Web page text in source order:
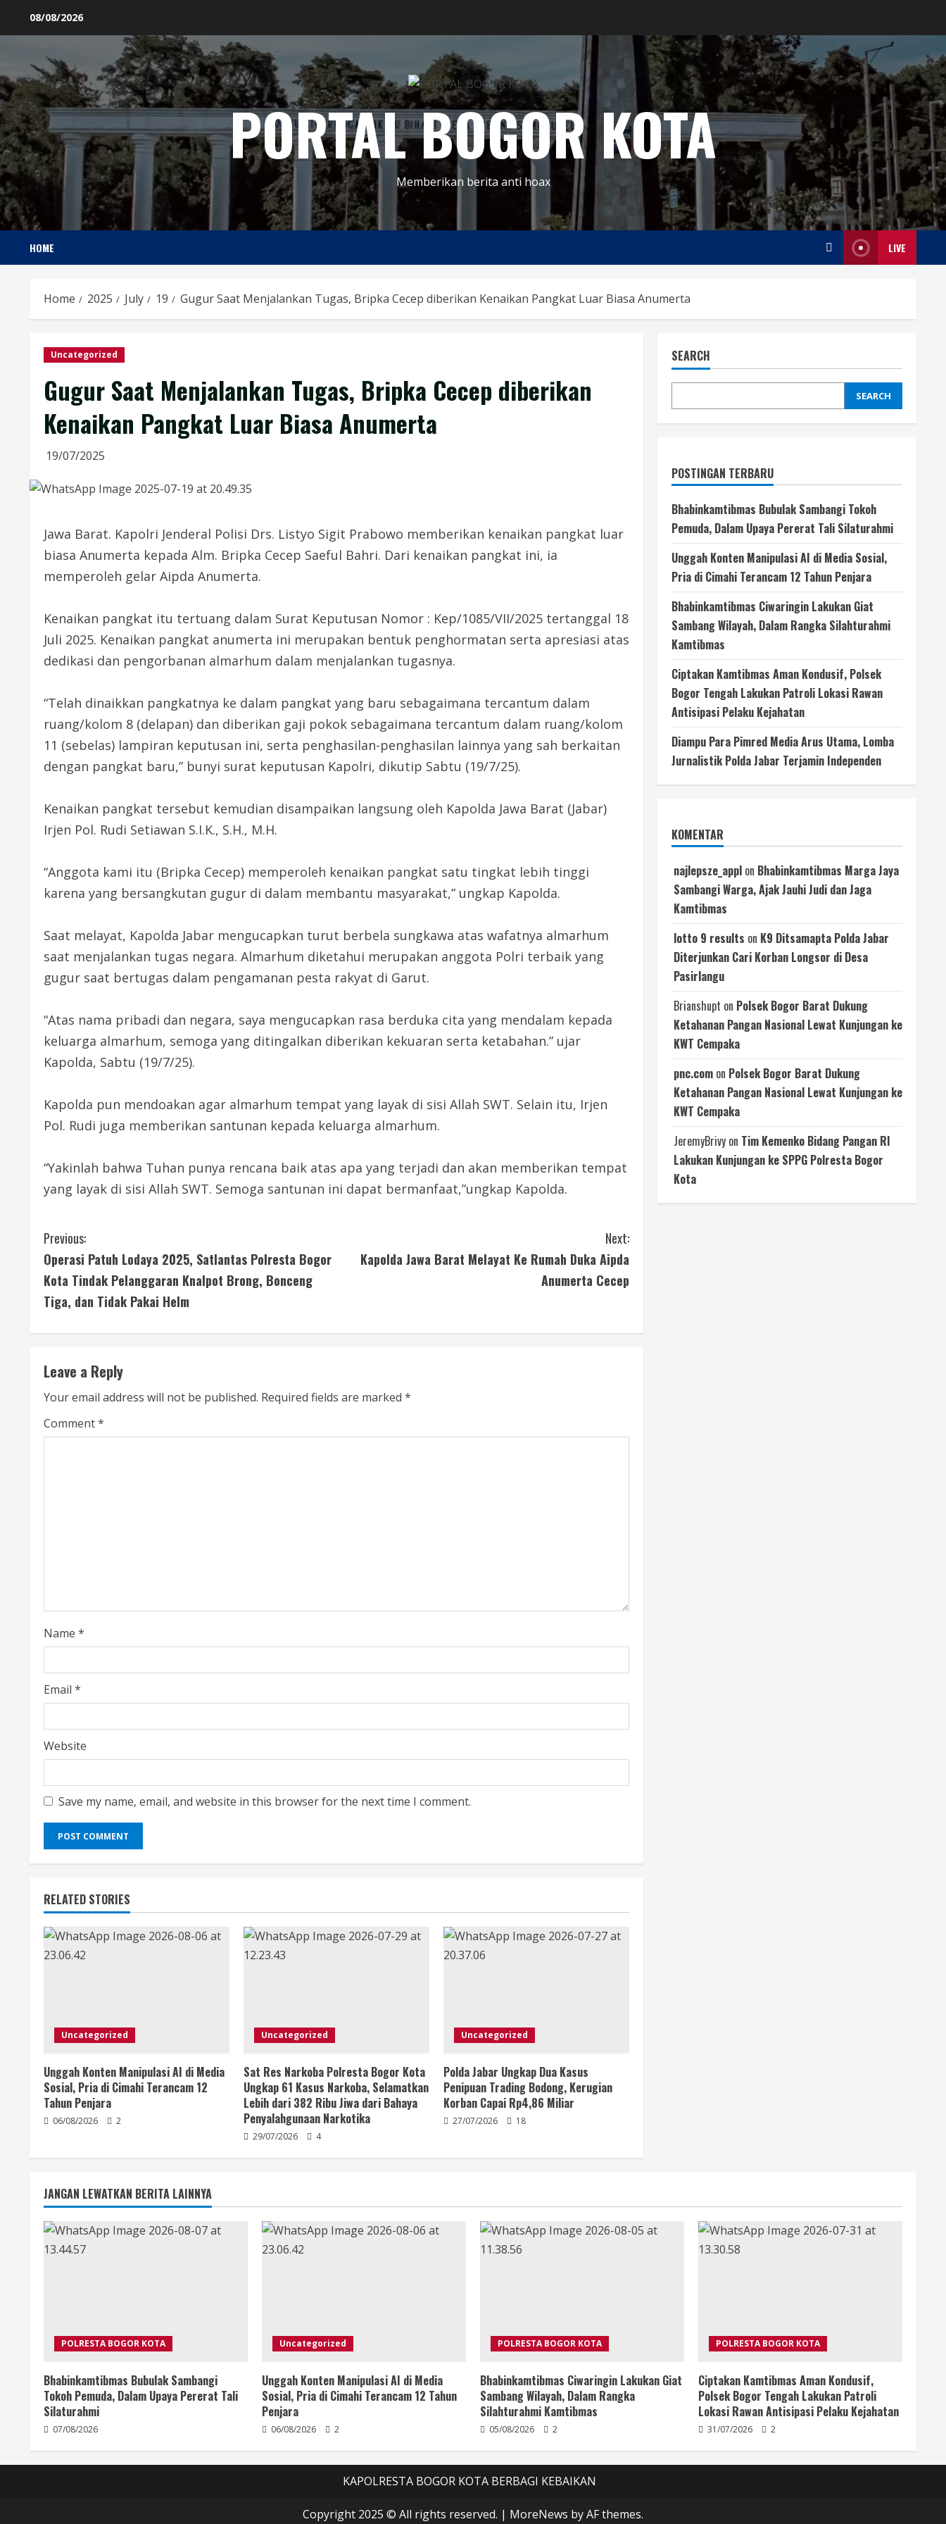
08/08/2026
PORTAL BOGOR KOTA
Memberikan berita anti hoax
HOME LIVE
Home 2025 July 19 Gugur Saat Menjalankan Tugas, Bripka Cecep diberikan Kenaikan Pangkat Luar Biasa Anumerta
Uncategorized
Gugur Saat Menjalankan Tugas, Bripka Cecep diberikan
Kenaikan Pangkat Luar Biasa Anumerta
19/07/2025
Jawa Barat. Kapolri Jenderal Polisi Drs. Listyo Sigit Prabowo memberikan kenaikan pangkat luar
biasa Anumerta kepada Alm. Bripka Cecep Saeful Bahri. Dari kenaikan pangkat ini, ia
memperoleh gelar Aipda Anumerta.
Kenaikan pangkat itu tertuang dalam Surat Keputusan Nomor : Kep/1085/VII/2025 tertanggal 18
Juli 2025. Kenaikan pangkat anumerta ini merupakan bentuk penghormatan serta apresiasi atas
dedikasi dan pengorbanan almarhum dalam menjalankan tugasnya.
“Telah dinaikkan pangkatnya ke dalam pangkat yang baru sebagaimana tercantum dalam
ruang/kolom 8 (delapan) dan diberikan gaji pokok sebagaimana tercantum dalam ruang/kolom
11 (sebelas) lampiran keputusan ini, serta penghasilan-penghasilan lainnya yang sah berkaitan
dengan pangkat baru,” bunyi surat keputusan Kapolri, dikutip Sabtu (19/7/25).
Kenaikan pangkat tersebut kemudian disampaikan langsung oleh Kapolda Jawa Barat (Jabar)
Irjen Pol. Rudi Setiawan S.I.K., S.H., M.H.
“Anggota kami itu (Bripka Cecep) memperoleh kenaikan pangkat satu tingkat lebih tinggi
karena yang bersangkutan gugur di dalam membantu masyarakat,” ungkap Kapolda.
Saat melayat, Kapolda Jabar mengucapkan turut berbela sungkawa atas wafatnya almarhum
saat menjalankan tugas negara. Almarhum diketahui merupakan anggota Polri terbaik yang
gugur saat bertugas dalam pengamanan pesta rakyat di Garut.
“Atas nama pribadi dan negara, saya mengucapkan rasa berduka cita yang mendalam kepada
keluarga almarhum, semoga yang ditingalkan diberikan kekuaran serta ketabahan.” ujar
Kapolda, Sabtu (19/7/25).
Kapolda pun mendoakan agar almarhum tempat yang layak di sisi Allah SWT. Selain itu, Irjen
Pol. Rudi juga memberikan santunan kepada keluarga almarhum.
“Yakinlah bahwa Tuhan punya rencana baik atas apa yang terjadi dan akan memberikan tempat
yang layak di sisi Allah SWT. Semoga santunan ini dapat bermanfaat,”ungkap Kapolda.
C
o
n
t
i
n
u
e
n
g
Previous:
Operasi Patuh Lodaya 2025, Satlantas Polresta Bogor
Kota Tindak Pelanggaran Knalpot Brong, Bonceng
Tiga, dan Tidak Pakai Helm
Next:
Kapolda Jawa Barat Melayat Ke Rumah Duka Aipda
Anumerta Cecep
Leave a Reply
Your email address will not be published. Required fields are marked *
Comment*
Name *
Email *
Website
Save my name, email, and website in this browser for the next time I comment.
RELATED STORIES
Uncategorized
Unggah Konten Manipulasi AI di Media
Sosial, Pria di Cimahi Terancam 12
Tahun Penjara
06/08/2026 2
Uncategorized
Sat Res Narkoba Polresta Bogor Kota
Ungkap 61 Kasus Narkoba, Selamatkan
Lebih dari 382 Ribu Jiwa dari Bahaya
Penyalahgunaan Narkotika
29/07/2026 4
Uncategorized
Polda Jabar Ungkap Dua Kasus
Penipuan Trading Bodong, Kerugian
Korban Capai Rp4,86 Miliar
27/07/2026 18
SEARCH
SEARCH
POSTINGAN TERBARU
Bhabinkamtibmas Bubulak Sambangi Tokoh
Pemuda, Dalam Upaya Pererat Tali Silaturahmi
Unggah Konten Manipulasi AI di Media Sosial,
Pria di Cimahi Terancam 12 Tahun Penjara
Bhabinkamtibmas Ciwaringin Lakukan Giat
Sambang Wilayah, Dalam Rangka Silahturahmi
Kamtibmas
Ciptakan Kamtibmas Aman Kondusif, Polsek
Bogor Tengah Lakukan Patroli Lokasi Rawan
Antisipasi Pelaku Kejahatan
Diampu Para Pimred Media Arus Utama, Lomba
Jurnalistik Polda Jabar Terjamin Independen
KOMENTAR
najlepsze_appl on Bhabinkamtibmas Marga Jaya
Sambangi Warga, Ajak Jauhi Judi dan Jaga
Kamtibmas
lotto 9 results on K9 Ditsamapta Polda Jabar
Diterjunkan Cari Korban Longsor di Desa
Pasirlangu
Brianshupt on Polsek Bogor Barat Dukung
Ketahanan Pangan Nasional Lewat Kunjungan ke
KWT Cempaka
pnc.com on Polsek Bogor Barat Dukung
Ketahanan Pangan Nasional Lewat Kunjungan ke
KWT Cempaka
JeremyBrivy on Tim Kemenko Bidang Pangan RI
Lakukan Kunjungan ke SPPG Polresta Bogor
Kota
JANGAN LEWATKAN BERITA LAINNYA
POLRESTA BOGOR KOTA
Bhabinkamtibmas Bubulak Sambangi
Tokoh Pemuda, Dalam Upaya Pererat Tali
Silaturahmi
07/08/2026
Uncategorized
Unggah Konten Manipulasi AI di Media
Sosial, Pria di Cimahi Terancam 12 Tahun
Penjara
06/08/2026 2
POLRESTA BOGOR KOTA
Bhabinkamtibmas Ciwaringin Lakukan Giat
Sambang Wilayah, Dalam Rangka
Silahturahmi Kamtibmas
05/08/2026 2
POLRESTA BOGOR KOTA
Ciptakan Kamtibmas Aman Kondusif,
Polsek Bogor Tengah Lakukan Patroli
Lokasi Rawan Antisipasi Pelaku Kejahatan
31/07/2026 2
KAPOLRESTA BOGOR KOTA BERBAGI KEBAIKAN
Copyright 2025 © All rights reserved. | MoreNews by AF themes.